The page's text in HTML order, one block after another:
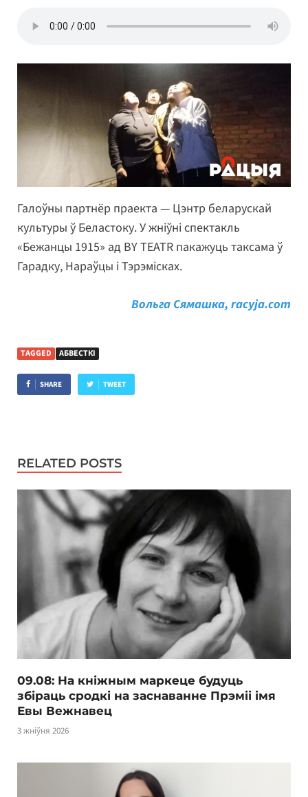
Галоўны партнёр праекта — Цэнтр беларускай
культуры ў Беластоку. У жніўні спектакль
«Бежанцы 1915» ад BY TEATR пакажуць таксама ў
Гарадку, Нараўцы і Тэрэмісках.
Вольга Сямашка, racyja.com
TAGGED АБВЕСТКІ
SHARE TWEET
RELATED POSTS
09.08: На кніжным маркеце будуць
збіраць сродкі на заснаванне Прэміі імя
Евы Вежнавец
3 жніўня 2026